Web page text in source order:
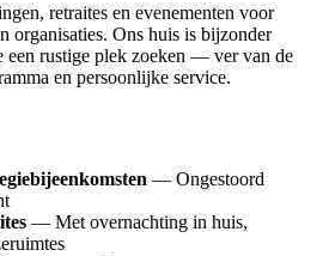
retraites en evenementen voor
organisaties. Ons huis is bijzonder
een rustige plek zoeken — ver van de
en persoonlijke service.
— Ongestoord
— Met overnachting in huis,